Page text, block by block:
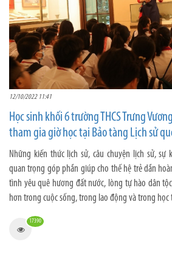
12/10/2022 11:41
Học sinh khối 6 trường THCS Trưng
tham gia giờ học tại Bảo tàng Lịch sử
Những kiến thức lịch sử, câu chuyện lịch sử,
quan trọng góp phần giúp cho thế hệ trẻ dần
tình yêu quê hương đất nước, lòng tự hào dân
hơn trong cuộc sống, trong lao động và trong học
17390